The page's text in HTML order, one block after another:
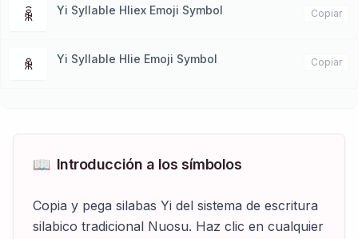
ꆛ Yi Syllable Hliex Emoji Symbol Copiar
ꆜ Yi Syllable Hlie Emoji Symbol Copiar
📖 Introducción a los símbolos
Copia y pega silabas Yi del sistema de escritura
silabico tradicional Nuosu. Haz clic en cualquier